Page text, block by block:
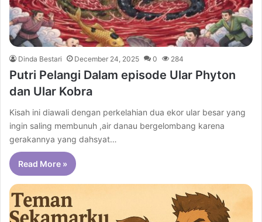
Dinda Bestari December 24, 2025 0 284
Putri Pelangi Dalam episode Ular Phyton
dan Ular Kobra
Kisah ini diawali dengan perkelahian dua ekor ular besar yang
ingin saling membunuh ,air danau bergelombang karena
gerakannya yang dahsyat…
Read More »